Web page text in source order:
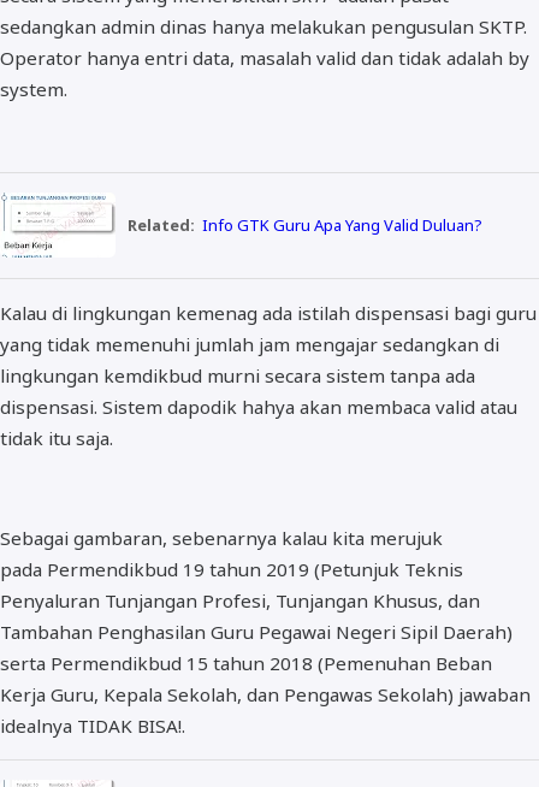
sedangkan admin dinas hanya melakukan pengusulan SKTP.
Operator hanya entri data, masalah valid dan tidak adalah by
system.
Related: Info GTK Guru Apa Yang Valid Duluan?
Kalau di lingkungan kemenag ada istilah dispensasi bagi guru
yang tidak memenuhi jumlah jam mengajar sedangkan di
lingkungan kemdikbud murni secara sistem tanpa ada
dispensasi. Sistem dapodik hahya akan membaca valid atau
tidak itu saja.
Sebagai gambaran, sebenarnya kalau kita merujuk
pada Permendikbud 19 tahun 2019 (Petunjuk Teknis
Penyaluran Tunjangan Profesi, Tunjangan Khusus, dan
Tambahan Penghasilan Guru Pegawai Negeri Sipil Daerah)
serta Permendikbud 15 tahun 2018 (Pemenuhan Beban
Kerja Guru, Kepala Sekolah, dan Pengawas Sekolah) jawaban
idealnya TIDAK BISA!.